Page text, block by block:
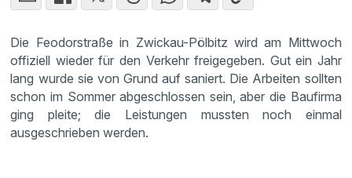
Die Feodorstraße in Zwickau-Pölbitz wird am Mittwoch
offiziell wieder für den Verkehr freigegeben. Gut ein Jahr
lang wurde sie von Grund auf saniert. Die Arbeiten sollten
schon im Sommer abgeschlossen sein, aber die Baufirma
ging pleite; die Leistungen mussten noch einmal
ausgeschrieben werden.